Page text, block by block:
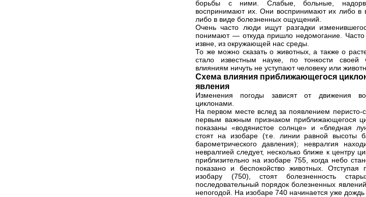
борьбы с ними. Слабые, больные,
воспринимают их. Они воспринимают их либо в
либо в виде болезненных ощущений.
Очень часто люди ищут разгадки
понимают — откуда пришло недомогание.
извне, из окружающей нас среды.
То же можно сказать о животных, а также о
стало известным науке, по тонкости своей
влияниям ничуть не уступают человеку или
Схема влияния приближающегося
явления
Изменения погоды зависят от движения
циклонами.
На первом месте вслед за появлением перисто-
первым важным признаком приближающегося
показаны «водянистое солнце» и «бледная
стоят на изобаре (т.е. линии равной высоты
барометрического давления); невралгия
невралгией следует, несколько ближе к центру
приблизительно на изобаре 755, когда небо
показано и беспокойство животных.
изобару (750), стоят болезненность
последовательный порядок болезненных
непогодой. На изобаре 740 начинается уже дождь